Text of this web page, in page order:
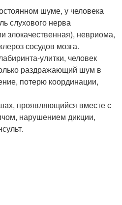
шуме, у человека
слухового нерва
злокачественная), невриома,
сосудов мозга.
улитки, человек
раздражающий шум в
потерю координации,
проявляющийся вместе с
нарушением дикции,